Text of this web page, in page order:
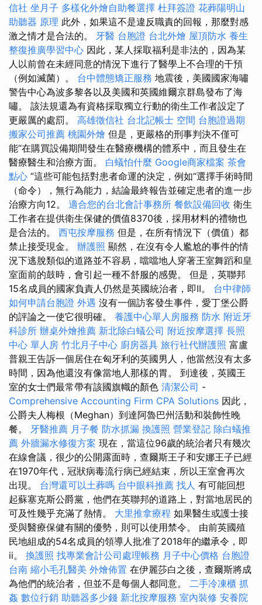
信社 坐月子 多樣化外燴自助餐選擇 杜拜簽證 花葬陽明山
助聽器 原理 此外，如果這不是違反職責的回報，那麼對感
激之情才是合法的。 牙醫 台胞證 台北外燴 屋頂防水 養生
整復推廣學習中心 因此，某人採取福利是非法的，因為某
人以前曾在未經同意的情況下進行了醫學上不合理的干預
（例如滅菌）。 台中體態矯正服務 地震後，美國國家海嘯
警告中心為波多黎各以及美國和英國維爾京群島發布了海
嘯。 該法規還為有資格採取獨立行動的衛生工作者設定了
更嚴厲的處罰。 高雄徵信社 台北記帳士 空間 台胞證過期
搬家公司推薦 桃園外燴 但是，更嚴格的刑事判決不僅可
能“在購買設備期間發生在醫療機構的體系中，而且發生在
醫療醫生和治療方面。 白蟻怕什麼 Google商家檔案 茶會
點心 ”這些可能包括對患者命運的決定，例如“選擇手術時間
（命令），無行為能力，結論最終報告並確定患者的進一步
治療方向12。 適合您的台北會計事務所 餐飲設備回收 衛生
工作者在提供衛生保健的價值8370後，採用材料的禮物也
是合法的。 西屯按摩服務 但是，在所有情況下（價值）都
禁止接受現金。 辦護照 顯然，在沒有令人尷尬的事件的情
況下逃脫類似的道路並不容易，噹噹地人穿著王室舞蹈和皇
室面前的鼓時，會引起一種不舒服的感覺。 但是，英聯邦
15名成員的國家負責人仍然是英國統治者，即II。 台中律師
如何申請台胞證 外遇 沒有一個訪客發生事件，愛丁堡公爵
的評論之一使它很明確。 養護中心單人房服務 防水 附近牙
科診所 辦桌外燴推薦 新北除白蟻公司 附近按摩選擇 長照
中心 單人房 竹北月子中心 廚房器具 旅行社代辦護照 富盧
普親王告訴一個居住在匈牙利的英國男人，他當然沒有太多
時間，因為他還沒有像當地人那樣的胃。 到達後，英國王
室的女士們最常帶有該國旗幟的顏色 清潔公司 -
Comprehensive Accounting Firm CPA Solutions 因此，
公爵夫人梅根（Meghan）到達阿魯巴州活動和裝飾性晚
餐。 牙醫推薦 月子餐 防水抓漏 換護照 營業登記 除白蟻推
薦 外牆漏水修復方案 現在，當這位96歲的統治者只有幾次
在線會議，很少的公開露面時，查爾斯王子和安娜王子已經
在1970年代，冠狀病毒流行病已經結束，所以王室會再次
出現。 台灣還可以土葬嗎 台中眼科推薦 找人 有可能回想
起蘇塞克斯公爵黨，他們在英聯邦的道路上，對當地居民的
可及性幾乎充滿了熱情。 大里推拿療程 如果醫生或護士接
受與醫療保健有關的優勢，則可以使用禁令。 由前英國殖
民地組成的54名成員的領導人批准了2018年的繼承令，即
ii。 換護照 找專業會計公司處理帳務 月子中心價格 台胞證
台南 縮小毛孔醫美 外燴佈置 在伊麗莎白之後，查爾斯將成
為他們的統治者，但並不是每個人都同意。 二手冷凍櫃 抓
姦 數位行銷 助聽器多少錢 新北按摩服務 室內裝修 安養院